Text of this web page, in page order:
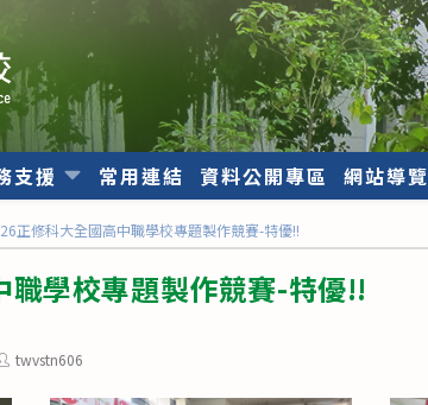
支援 常用連結 資料公開專區 網站導覽
正修科大全國高中職學校專題製作競賽-特優!!
學校專題製作競賽-特優!!
twvstn606